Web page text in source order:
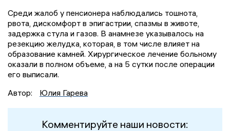
Среди жалоб у пенсионера наблюдались тошнота,
рвота, дискомфорт в эпигастрии, спазмы в животе,
задержка стула и газов. В анамнезе указывалось на
резекцию желудка, которая, в том числе влияет на
образование камней. Хирургическое лечение больному
оказали в полном объеме, а на 5 сутки после операции
его выписали.
Автор:
Юлия Гарева
Комментируйте наши новости: